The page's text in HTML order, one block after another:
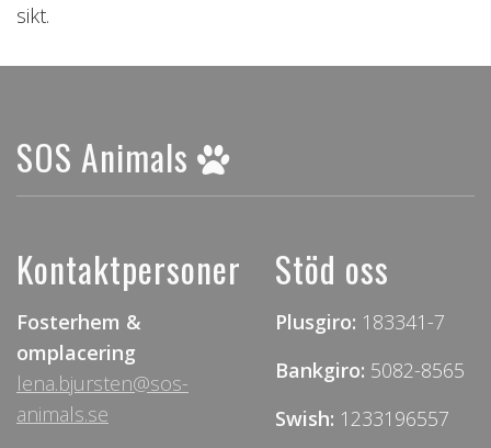
sikt.
SOS Animals
Kontaktpersoner
Fosterhem &
omplacering
lena.bjursten@sos-
animals.se
Stöd oss
Plusgiro: 183341-7
Bankgiro: 5082-8565
Swish: 1233196557